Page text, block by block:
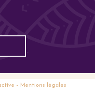
- Mentions légales